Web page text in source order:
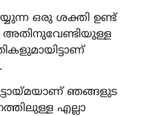
ഒരു ശക്തി ഉണ്ട്
ഞങ്ങളുട
എല്ലാ